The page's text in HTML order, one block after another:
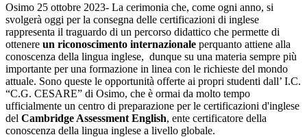
Osimo 25 ottobre 2023- La cerimonia che, come ogni anno, si
svolgerà oggi per la consegna delle certificazioni di inglese
rappresenta il traguardo di un percorso didattico che permette di
ottenere un riconoscimento internazionale perquanto attiene alla
conoscenza della lingua inglese, dunque su una materia sempre più
importante per una formazione in linea con le richieste del mondo
attuale. Sono queste le opportunità offerte ai propri studenti dall’ I.C.
“C.G. CESARE” di Osimo, che è ormai da molto tempo
ufficialmente un centro di preparazione per le certificazioni d'inglese
del Cambridge Assessment English, ente certificatore della
conoscenza della lingua inglese a livello globale.